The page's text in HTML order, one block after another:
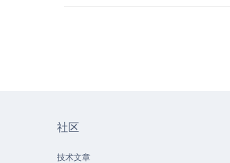
社区
技术文章